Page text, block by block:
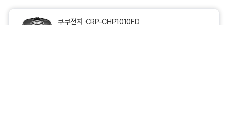
쿠쿠전자 CRP-CHP1010FD